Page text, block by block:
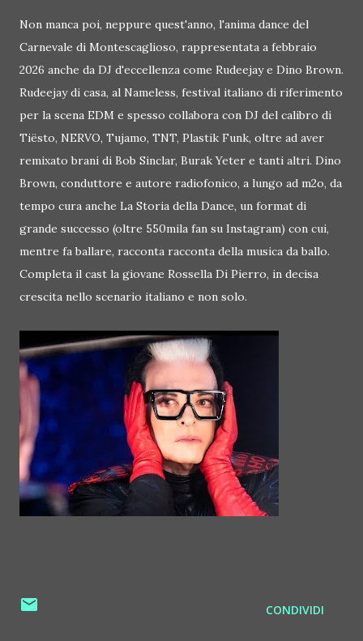
Non manca poi, neppure quest'anno, l'anima dance del
Carnevale di Montescaglioso, rappresentata a febbraio
2026 anche da DJ d'eccellenza come Rudeejay e Dino Brown.
Rudeejay di casa, al Nameless, festival italiano di riferimento
per la scena EDM e spesso collabora con DJ del calibro di
Tiësto, NERVO, Tujamo, TNT, Plastik Funk, oltre ad aver
remixato brani di Bob Sinclar, Burak Yeter e tanti altri. Dino
Brown, conduttore e autore radiofonico, a lungo ad m2o, da
tempo cura anche La Storia della Dance, un format di
grande successo (oltre 550mila fan su Instagram) con cui,
mentre fa ballare, racconta racconta della musica da ballo.
Completa il cast la giovane Rossella Di Pierro, in decisa
crescita nello scenario italiano e non solo.
CONDIVIDI